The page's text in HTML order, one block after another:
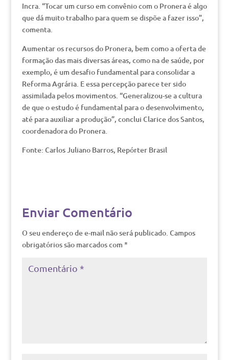
Incra. “Tocar um curso em convênio com o Pronera é algo
que dá muito trabalho para quem se dispõe a fazer isso”,
comenta.
Aumentar os recursos do Pronera, bem como a oferta de
formação das mais diversas áreas, como na de saúde, por
exemplo, é um desafio fundamental para consolidar a
Reforma Agrária. E essa percepção parece ter sido
assimilada pelos movimentos. “Generalizou-se a cultura
de que o estudo é fundamental para o desenvolvimento,
até para auxiliar a produção”, conclui Clarice dos Santos,
coordenadora do Pronera.
Fonte: Carlos Juliano Barros, Repórter Brasil
Enviar Comentário
O seu endereço de e-mail não será publicado. Campos
obrigatórios são marcados com *